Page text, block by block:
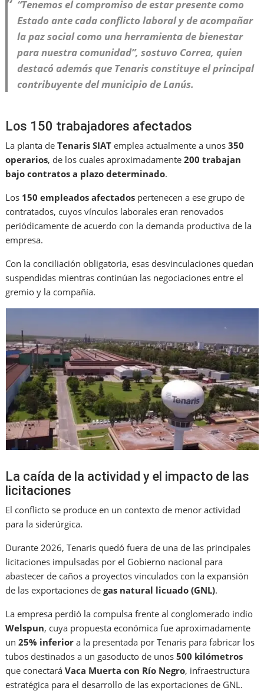
“Tenemos el compromiso de estar presente como
Estado ante cada conflicto laboral y de acompañar
la paz social como una herramienta de bienestar
para nuestra comunidad”, sostuvo Correa, quien
destacó además que Tenaris constituye el principal
contribuyente del municipio de Lanús.
Los 150 trabajadores afectados
La planta deTenaris SIAT emplea actualmente a unos350
operarios, de los cuales aproximadamente200 trabajan
bajo contratos a plazo determinado.
Los 150 empleados afectados pertenecen a ese grupo de
contratados, cuyos vínculos laborales eran renovados
periódicamente de acuerdo con la demanda productiva de la
empresa.
Con la conciliación obligatoria, esas desvinculaciones quedan
suspendidas mientras continúan las negociaciones entre el
gremio y la compañía.
La caída de la actividad y el impacto de las
licitaciones
El conflicto se produce en un contexto de menor actividad
para la siderúrgica.
Durante 2026, Tenaris quedó fuera de una de las principales
licitaciones impulsadas por el Gobierno nacional para
abastecer de caños a proyectos vinculados con la expansión
de las exportaciones degas natural licuado (GNL).
La empresa perdió la compulsa frente al conglomerado indio
Welspun, cuya propuesta económica fue aproximadamente
un25% inferior a la presentada por Tenaris para fabricar los
tubos destinados a un gasoducto de unos500 kilómetros
que conectaráVaca Muerta con Río Negro, infraestructura
estratégica para el desarrollo de las exportaciones de GNL.